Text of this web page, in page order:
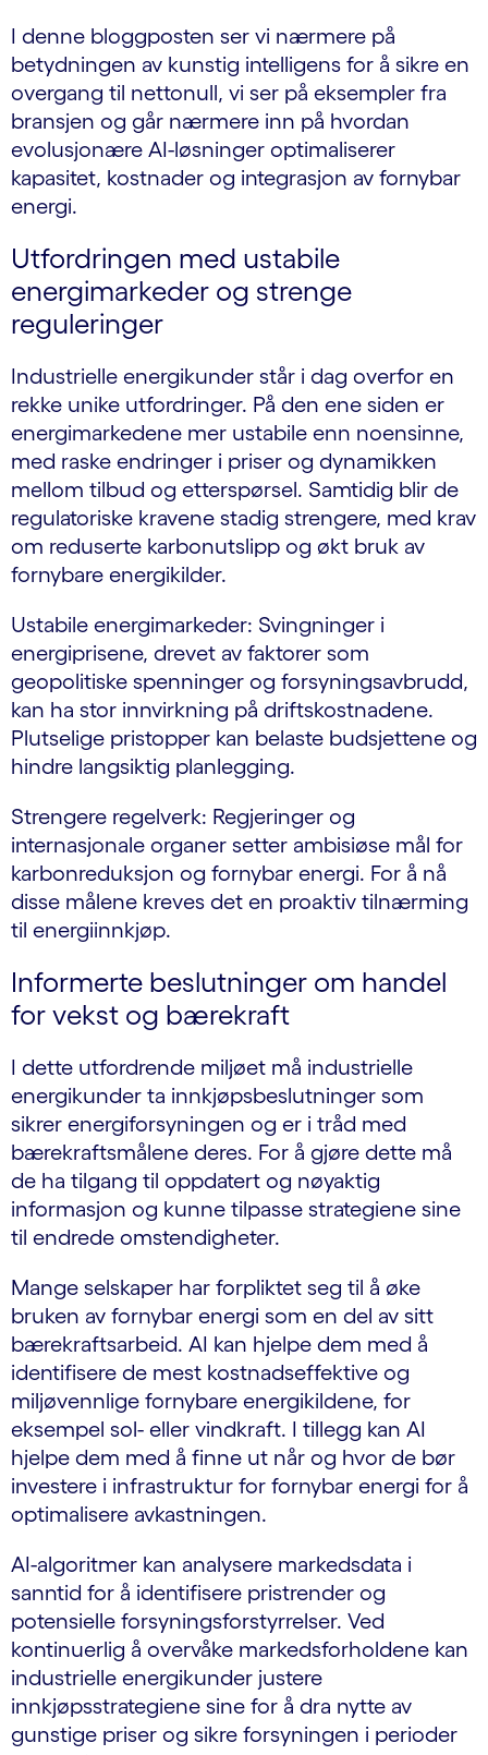
I denne bloggposten ser vi nærmere på
betydningen av kunstig intelligens for å sikre en
overgang til nettonull, vi ser på eksempler fra
bransjen og går nærmere inn på hvordan
evolusjonære AI-løsninger optimaliserer
kapasitet, kostnader og integrasjon av fornybar
energi.
Utfordringen med ustabile
energimarkeder og strenge
reguleringer
Industrielle energikunder står i dag overfor en
rekke unike utfordringer. På den ene siden er
energimarkedene mer ustabile enn noensinne,
med raske endringer i priser og dynamikken
mellom tilbud og etterspørsel. Samtidig blir de
regulatoriske kravene stadig strengere, med krav
om reduserte karbonutslipp og økt bruk av
fornybare energikilder.
Ustabile energimarkeder: Svingninger i
energiprisene, drevet av faktorer som
geopolitiske spenninger og forsyningsavbrudd,
kan ha stor innvirkning på driftskostnadene.
Plutselige pristopper kan belaste budsjettene og
hindre langsiktig planlegging.
Strengere regelverk: Regjeringer og
internasjonale organer setter ambisiøse mål for
karbonreduksjon og fornybar energi. For å nå
disse målene kreves det en proaktiv tilnærming
til energiinnkjøp.
Informerte beslutninger om handel
for vekst og bærekraft
I dette utfordrende miljøet må industrielle
energikunder ta innkjøpsbeslutninger som
sikrer energiforsyningen og er i tråd med
bærekraftsmålene deres. For å gjøre dette må
de ha tilgang til oppdatert og nøyaktig
informasjon og kunne tilpasse strategiene sine
til endrede omstendigheter.
Mange selskaper har forpliktet seg til å øke
bruken av fornybar energi som en del av sitt
bærekraftsarbeid. AI kan hjelpe dem med å
identifisere de mest kostnadseffektive og
miljøvennlige fornybare energikildene, for
eksempel sol- eller vindkraft. I tillegg kan AI
hjelpe dem med å finne ut når og hvor de bør
investere i infrastruktur for fornybar energi for å
optimalisere avkastningen.
AI-algoritmer kan analysere markedsdata i
sanntid for å identifisere pristrender og
potensielle forsyningsforstyrrelser. Ved
kontinuerlig å overvåke markedsforholdene kan
industrielle energikunder justere
innkjøpsstrategiene sine for å dra nytte av
gunstige priser og sikre forsyningen i perioder